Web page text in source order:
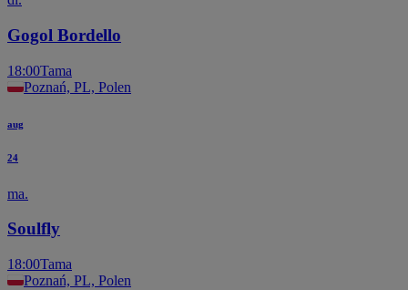
Gogol Bordello
18:00Tama
Poznań, PL, Polen
aug
24
ma.
Soulfly
18:00Tama
Poznań, PL, Polen